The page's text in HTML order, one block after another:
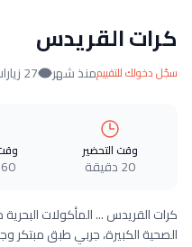
كرات القريدس
سجّل دخولك للتقييممنذ شهر 27 زيارات
وقت التحضير
20 دقيقة 60 دقيقة
كرات القريدس ... المأكولات
الصحية الكبيرة، جربي طبق